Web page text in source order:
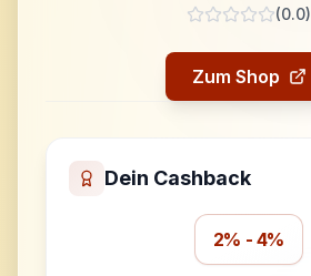
(0.0)
Zum Shop
Dein Cashback
2% - 4%